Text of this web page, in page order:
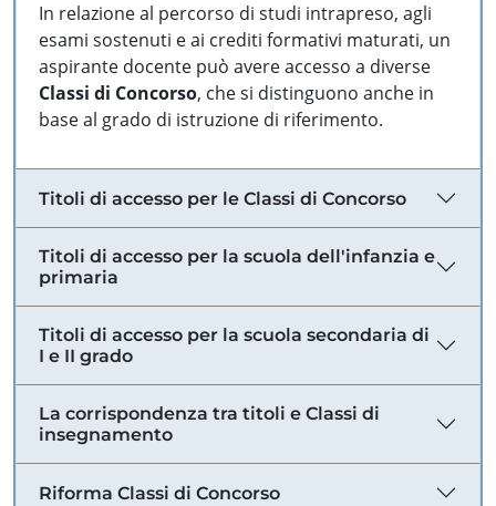
In relazione al percorso di studi intrapreso, agli
esami sostenuti e ai crediti formativi maturati, un
aspirante docente può avere accesso a diverse
Classi di Concorso, che si distinguono anche in
base al grado di istruzione di riferimento.
Titoli di accesso per le Classi di Concorso
Titoli di accesso per la scuola dell'infanzia e
primaria
Titoli di accesso per la scuola secondaria di
I e II grado
La corrispondenza tra titoli e Classi di
insegnamento
Riforma Classi di Concorso